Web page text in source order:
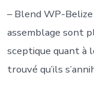
– Blend WP-
assemblage sont
sceptique quant à
trouvé qu’ils